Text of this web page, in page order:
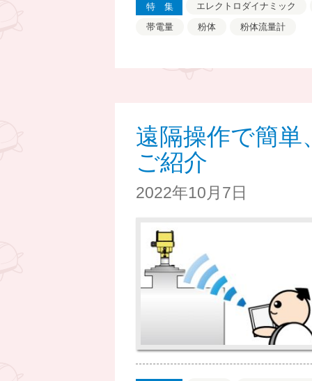
特集
エレクトロダイナミック
帯電量
粉体 粉体流量計
遠隔操作で簡
ご紹介
2022年10月7日